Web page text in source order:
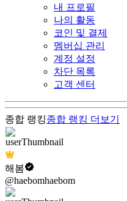
내 프로필
나의 활동
코인 및 결제
멤버십 관리
계정 설정
차단 목록
고객 센터
종합 랭킹종합 랭킹 더보기
해봄
@haebomhaebom